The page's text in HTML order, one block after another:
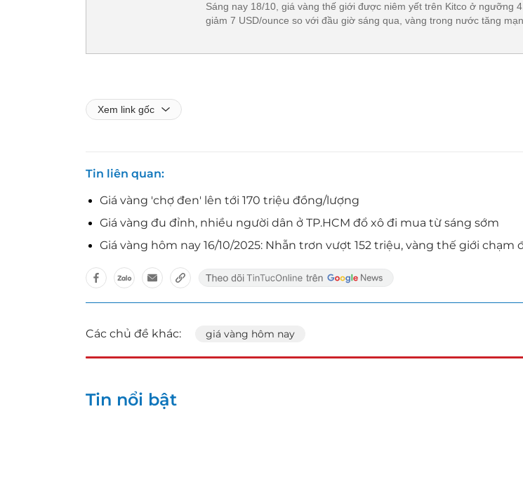
Sáng nay 18/10, giá vàng thế giới được niêm yết trên Kitco ở ngưỡng
giảm 7 USD/ounce so với đầu giờ sáng qua, vàng trong nước tăng
Xem link gốc
Tin liên quan
Giá vàng 'chợ đen' lên tới 170 triệu đồng/lượng
Giá vàng đu đỉnh, nhiều người dân ở TP.HCM đổ xô đi mua từ sáng sớm
Giá vàng hôm nay 16/10/2025: Nhẫn trơn vượt 152 triệu, vàng thế giới chạm
Các chủ đề khác: giá vàng hôm nay
Tin nổi bật